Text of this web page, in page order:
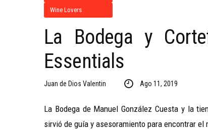
Wine Lovers
La Bodega y
Essentials
Juan de Dios Valentin Ago 11, 2019
La Bodega de Manuel González Cuesta y la
sirvió de guía y asesoramiento para encontrar